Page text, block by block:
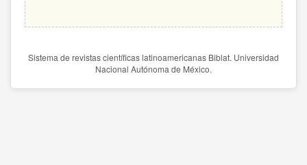
Sistema de revistas científicas latinoamericanas Biblat. Universidad
Nacional Autónoma de México.